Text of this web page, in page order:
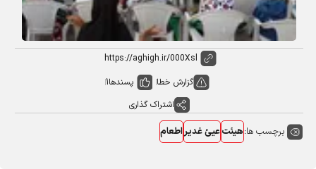
گزارش خطا پسندها1
اشتراک گذاری
برچسب ها:هیئتعیئ غدیراطعام